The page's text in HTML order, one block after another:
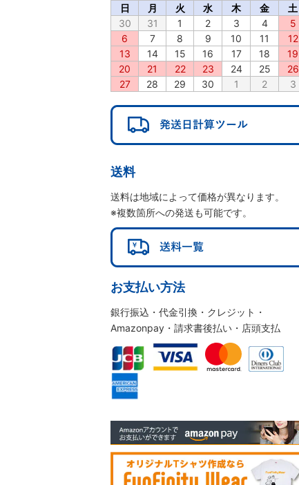
日
月 火 水 木 金
土
30
31 1 2 3 4
5
6
7 8 9 10 11
12
13
14 15 16 17 18
19
20
21 22 23 24 25
26
27
28 29 30 1 2 3
送料
送料は地域によって価格が異なります。
※複数箇所への発送も可能です。
お支払い方法
銀行振込・代金引換・クレジット・
Amazonpay・請求書後払い・店頭支払